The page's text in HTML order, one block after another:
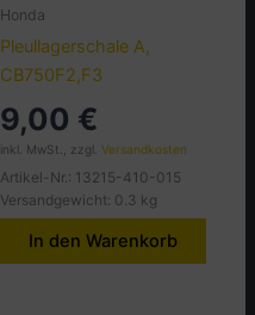
Honda
Pleullagerschale A,
CB750F2,F3
9,00 €
inkl. MwSt., zzgl. Versandkosten
Artikel-Nr.: 13215-410-015
Versandgewicht: 0.3 kg
In den Warenkorb